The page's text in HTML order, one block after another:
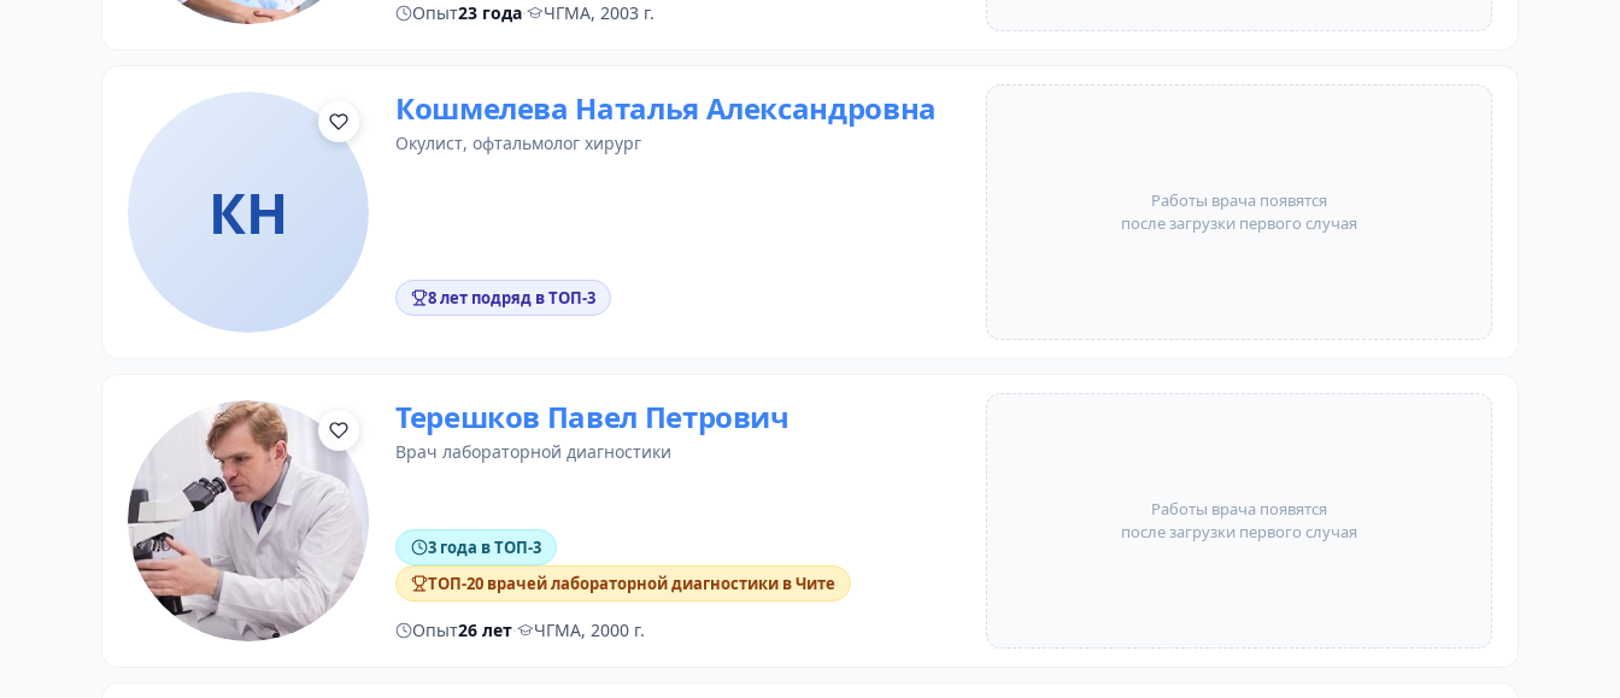
Опыт23 года· ЧГМА, 2003 г.
КН
Кошмелева Наталья Александровна
окулист, офтальмолог хирург
8 лет подряд в ТОП-3
Работы врача появятся
после загрузки первого случая
Терешков Павел Петрович
врач лабораторной диагностики
3 года в ТОП-3
ТОП-20 врачей лабораторной диагностики в Чите
Опыт26 лет· ЧГМА, 2000 г.
Работы врача появятся
после загрузки первого случая